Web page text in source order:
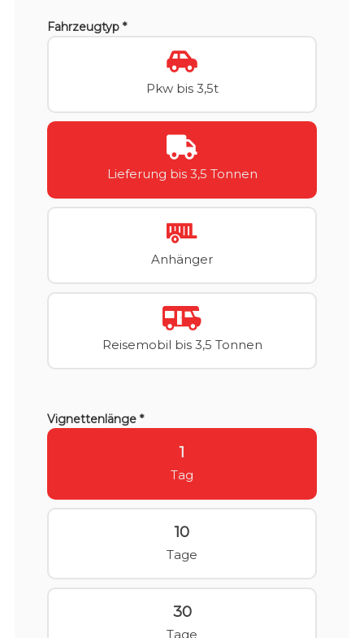
Fahrzeugtyp *
Pkw bis 3,5t
Lieferung bis 3,5 Tonnen
Anhänger
Reisemobil bis 3,5 Tonnen
Vignettenlänge *
1
Tag
10
Tage
30
Tage